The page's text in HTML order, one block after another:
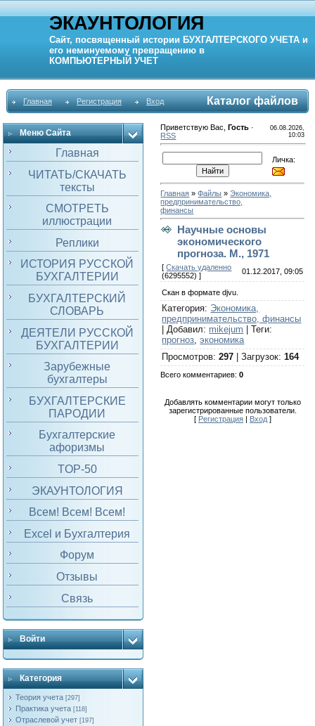
ЭКАУНТОЛОГИЯ
Сайт, посвященный истории БУХГАЛТЕРСКОГО УЧЕТА и
его неминуемому превращению в
КОМПЬЮТЕРНЫЙ УЧЕТ
Главная Регистрация Вход Каталог файлов
Меню Сайта
Главная
ЧИТАТЬ/СКАЧАТЬ
тексты
СМОТРЕТЬ
иллюстрации
Реплики
ИСТОРИЯ РУССКОЙ
БУХГАЛТЕРИИ
БУХГАЛТЕРСКИЙ
СЛОВАРЬ
ДЕЯТЕЛИ РУССКОЙ
БУХГАЛТЕРИИ
Зарубежные
бухгалтеры
БУХГАЛТЕРСКИЕ
ПАРОДИИ
Бухгалтерские
афоризмы
TOP-50
ЭКАУНТОЛОГИЯ
Всем! Всем! Всем!
Excel и Бухгалтерия
Форум
Отзывы
Связь
Войти
Категория
Теория учета [297]
Практика учета [118]
Отраслевой учет [197]
Приветствую Вас ,Гость ·
RSS
06.08.2026,
10:03
Личка:
Главная »Файлы »Экономика,
предпринимательство,
финансы
Научные основы
экономического
прогноза. М., 1971
[Скачать удаленно
(6295552) ]
01.12.2017, 09:05
Скан в формате djvu.
Категория: Экономика,
предпринимательство, финансы
|Добавил: mikejum |Теги:
прогноз,экономика
Просмотров:297 |Загрузок:164
Всего комментариев:0
Добавлять комментарии могут только
зарегистрированные пользователи.
[ Регистрация| Вход]